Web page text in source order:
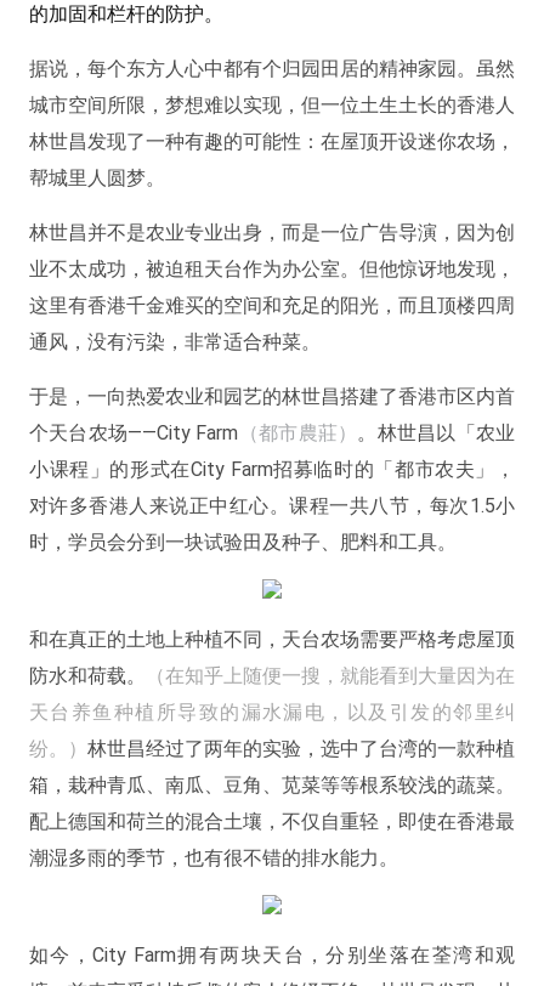
的加固和栏杆的防护。
据说，每个东方人心中都有个归园田居的精神家园。虽然
城市空间所限，梦想难以实现，但一位土生土长的香港人
林世昌发现了一种有趣的可能性：在屋顶开设迷你农场，
帮城里人圆梦。
林世昌并不是农业专业出身，而是一位广告导演，因为创
业不太成功，被迫租天台作为办公室。但他惊讶地发现，
这里有香港千金难买的空间和充足的阳光，而且顶楼四周
通风，没有污染，非常适合种菜。
于是，一向热爱农业和园艺的林世昌搭建了香港市区内首
个天台农场——City Farm （都市農莊） 。林世昌以「农业
小课程」的形式在City Farm招募临时的「都市农夫」，
对许多香港人来说正中红心。课程一共八节，每次1.5小
时，学员会分到一块试验田及种子、肥料和工具。
和在真正的土地上种植不同，天台农场需要严格考虑屋顶
防水和荷载。
（在知乎上随便一搜，就能看到大量因为在
天台养鱼种植所导致的漏水漏电，以及引发的邻里纠
纷。） 林世昌经过了两年的实验，选中了台湾的一款种植
箱，栽种青瓜、南瓜、豆角、苋菜等等根系较浅的蔬菜。
配上德国和荷兰的混合土壤，不仅自重轻，即使在香港最
潮湿多雨的季节，也有很不错的排水能力。
如今，City Farm拥有两块天台，分别坐落在荃湾和观